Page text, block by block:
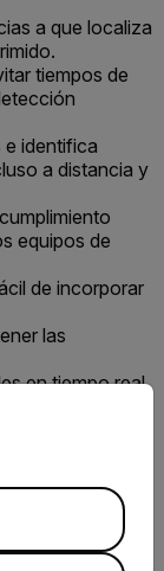
a que localiza
tiempos de
e identifica
a distancia y
equipos de
de incorporar
las
en tiempo real
la serie Si de
from the